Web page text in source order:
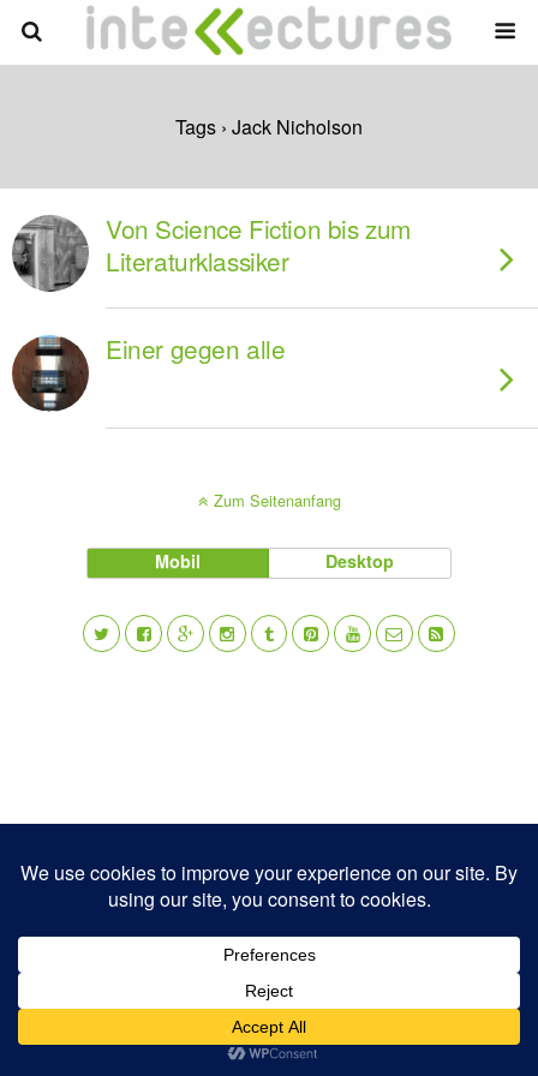
Tags › Jack Nicholson
Von Science Fiction bis zum
Literaturklassiker
Einer gegen alle
Zum Seitenanfang
Mobil Desktop